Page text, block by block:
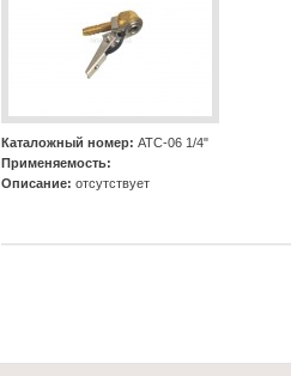
Каталожный номер: АТС-06 1/4"
Применяемость:
Описание: отсутствует